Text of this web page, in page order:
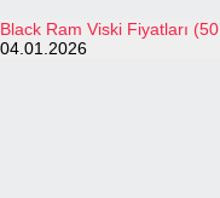
Black Ram Viski Fiyatları
04.01.2026